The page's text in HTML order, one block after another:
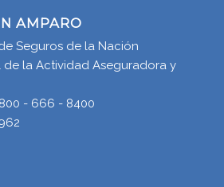
AMPARO
Seguros de la Nación
la Actividad Aseguradora y
- 666 - 8400